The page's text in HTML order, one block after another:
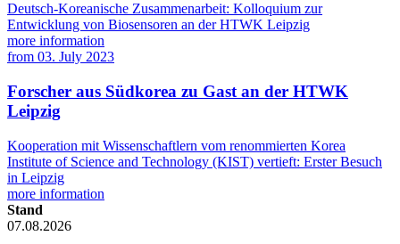
Deutsch-Koreanische Zusammenarbeit: Kolloquium zur
Entwicklung von Biosensoren an der HTWK Leipzig
more information
from 03. July 2023
Forscher aus Südkorea zu Gast an der HTWK
Leipzig
Kooperation mit Wissenschaftlern vom renommierten Korea
Institute of Science and Technology (KIST) vertieft: Erster Besuch
in Leipzig
more information
Stand
07.08.2026